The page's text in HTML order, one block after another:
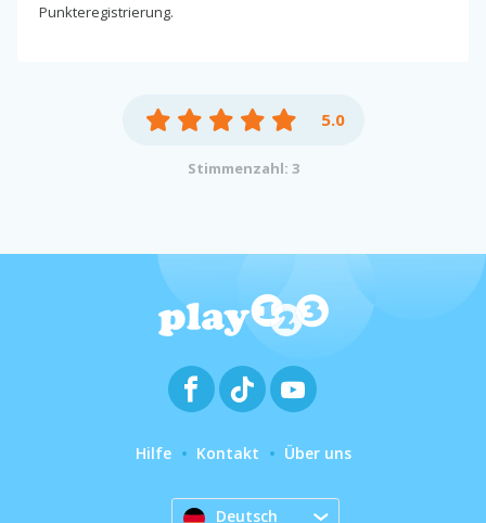
Punkteregistrierung.
5.0
Stimmenzahl: 3
Hilfe Kontakt Über uns
Deutsch